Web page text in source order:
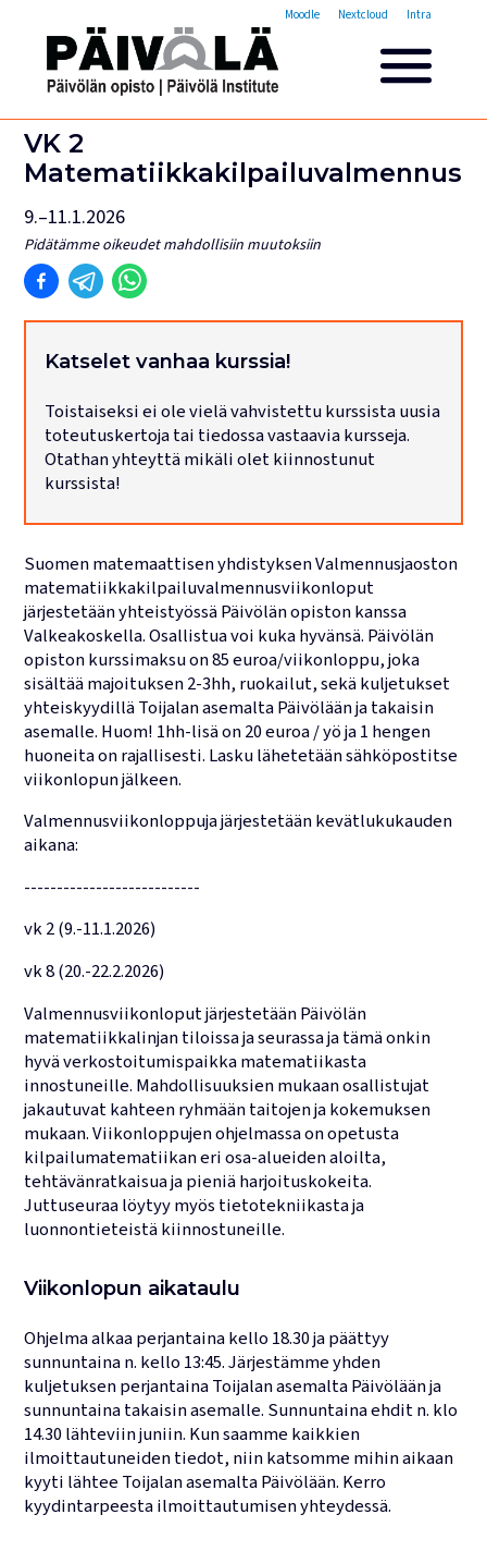
Moodle Nextcloud Intra
Yleisakatemia
Lyhytkurssit
Päivölän opisto
Miksi valita Päivölän opisto
Opintomaksut
Opettajien esittelyt
Tilat ja majoitus
Majoituspalvelut
Tarjoilut ja ruokailut
Leirit
Lukujärjestykset
VK 2
Matematiikkakilpailuvalmennus
9.–11.1.2026
Pidätämme oikeudet mahdollisiin muutoksiin
Katselet vanhaa kurssia!
Toistaiseksi ei ole vielä vahvistettu kurssista uusia
toteutuskertoja tai tiedossa vastaavia kursseja.
Otathan yhteyttä mikäli olet kiinnostunut
kurssista!
Suomen matemaattisen yhdistyksen Valmennusjaoston
matematiikka­kilpailuvalmennusviikonloput
järjestetään yhteistyössä Päivölän opiston kanssa
Valkeakoskella. Osallistua voi kuka hyvänsä. Päivölän
opiston kurssimaksu on 85 euroa/viikonloppu, joka
sisältää majoituksen 2-3hh, ruokailut, sekä kuljetukset
yhteiskyydillä Toijalan asemalta Päivölään ja takaisin
asemalle. Huom! 1hh-lisä on 20 euroa / yö ja 1 hengen
huoneita on rajallisesti. Lasku lähetetään sähköpostitse
viikonlopun jälkeen.
Valmennusviikonloppuja järjestetään kevätlukukauden
aikana:
---------------------------
vk 2 (9.-11.1.2026)
vk 8 (20.-22.2.2026)
Valmennusviikonloput järjestetään Päivölän
matematiikkalinjan tiloissa ja seurassa ja tämä onkin
hyvä verkostoitumispaikka matematiikasta
innostuneille. Mahdollisuuksien mukaan osallistujat
jakautuvat kahteen ryhmään taitojen ja kokemuksen
mukaan. Viikonloppujen ohjelmassa on opetusta
kilpailu­matematiikan eri osa-alueiden aloilta,
tehtävänratkaisua ja pieniä harjoituskokeita.
Juttuseuraa löytyy myös tietotekniikasta ja
luonnontieteistä kiinnostuneille.
Viikonlopun aikataulu
Ohjelma alkaa perjantaina kello 18.30 ja päättyy
sunnuntaina n. kello 13:45. Järjestämme yhden
kuljetuksen perjantaina Toijalan asemalta Päivölään ja
sunnuntaina takaisin asemalle. Sunnuntaina ehdit n. klo
14.30 lähteviin juniin. Kun saamme kaikkien
ilmoittautuneiden tiedot, niin katsomme mihin aikaan
kyyti lähtee Toijalan asemalta Päivölään. Kerro
kyydintarpeesta ilmoittautumisen yhteydessä.